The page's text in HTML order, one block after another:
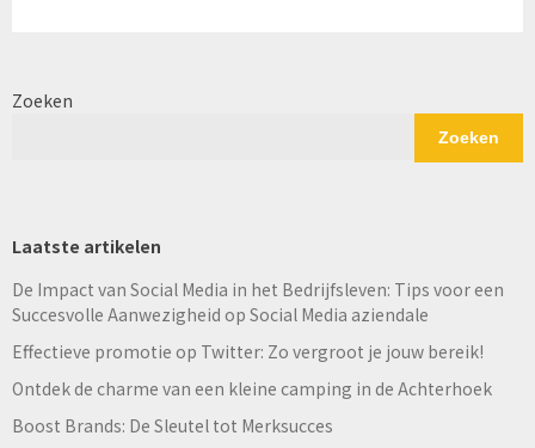
Zoeken
Zoeken
Laatste artikelen
De Impact van Social Media in het Bedrijfsleven: Tips voor een
Succesvolle Aanwezigheid op Social Media aziendale
Effectieve promotie op Twitter: Zo vergroot je jouw bereik!
Ontdek de charme van een kleine camping in de Achterhoek
Boost Brands: De Sleutel tot Merksucces